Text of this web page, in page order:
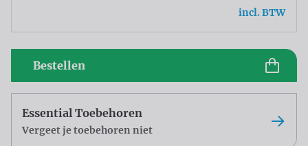
incl. BTW
Bestellen
Essential Toebehoren
Vergeet je toebehoren niet